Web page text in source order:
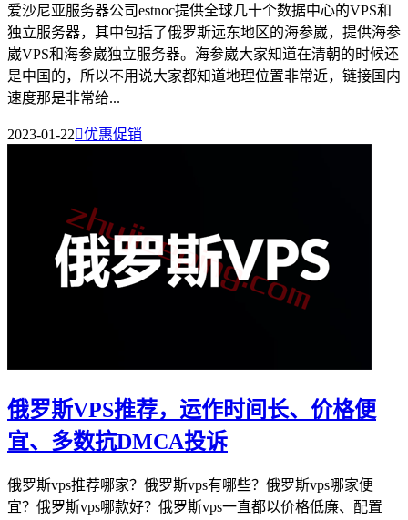
爱沙尼亚服务器公司estnoc提供全球几十个数据中心的VPS和
独立服务器，其中包括了俄罗斯远东地区的海参崴，提供海参
崴VPS和海参崴独立服务器。海参崴大家知道在清朝的时候还
是中国的，所以不用说大家都知道地理位置非常近，链接国内
速度那是非常给...
2023-01-22优惠促销
俄罗斯VPS推荐，运作时间长、价格便
宜、多数抗DMCA投诉
俄罗斯vps推荐哪家？俄罗斯vps有哪些？俄罗斯vps哪家便
宜？俄罗斯vps哪款好？俄罗斯vps一直都以价格低廉、配置